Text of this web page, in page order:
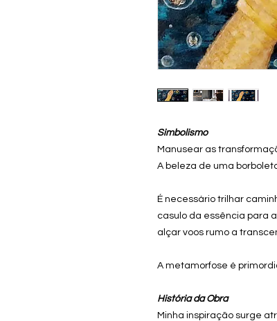
Simbolismo
Manusear as
A beleza de uma
É necessário trilhar
casulo da essência para
alçar voos rumo a
A metamorfose é
História da Obra
Minha inspiração surge